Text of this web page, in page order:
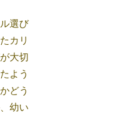
選び
カリ
大切
よう
どう
幼い